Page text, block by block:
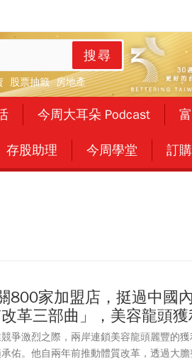
搜尋
股票抽籤 房地產
今周大耳朵 Podcast
存股助理 今周學堂 訂
800家加盟店，挺過中國
革三部曲」，美容龍頭
爭激烈之際，兩岸連鎖美容龍頭麗豐的獲
佑。他自兩年前推動體質改革，透過大膽